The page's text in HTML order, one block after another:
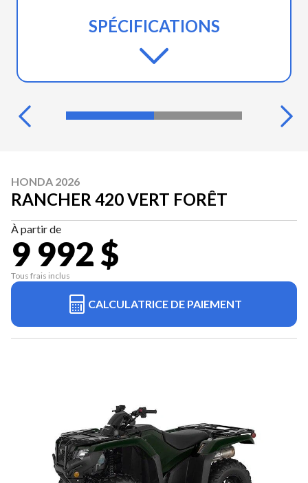
SPÉCIFICATIONS
HONDA 2026
RANCHER 420 VERT FORÊT
À partir de
9 992 $
Tous frais inclus
CALCULATRICE DE PAIEMENT